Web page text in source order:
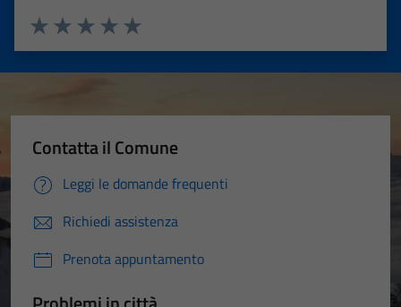
Valuta 5 stelle su 5
Valuta 4 stelle su 5
Valuta 3 stelle su 5
Valuta 2 stelle su 5
Valuta 1 stelle su 5
Contatta il Comune
Leggi le domande frequenti
Richiedi assistenza
Prenota appuntamento